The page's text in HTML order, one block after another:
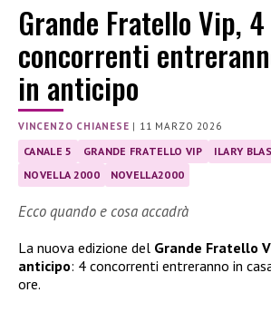
Grande Fratello Vip, 4
concorrenti
in anticipo
VINCENZO CHIANESE | 11 MARZO 2026
CANALE 5 GRANDE FRATELLO VIP ILARY
NOVELLA 2000
NOVELLA2000
Ecco quando e cosa accadrà
La nuova edizione del Grande Fratello
anticipo: 4 concorrenti entreranno in
ore.